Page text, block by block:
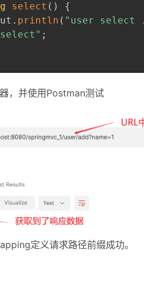
select ( )
{
. println ( "user select
;
，并使用Postman测试
定义请求路径前缀成功。